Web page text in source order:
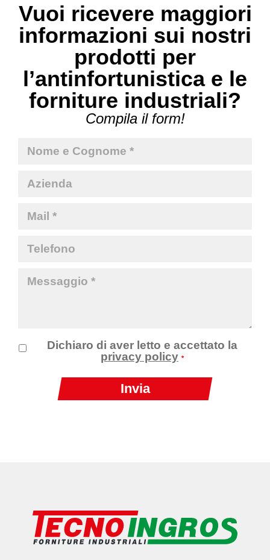
Vuoi ricevere maggiori
informazioni sui nostri
prodotti per
l’antinfortunistica e le
forniture industriali?
Compila il form!
Dichiaro di aver letto e accettato la
privacy policy *